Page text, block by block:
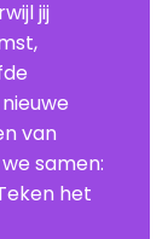
jij
van
samen:
het